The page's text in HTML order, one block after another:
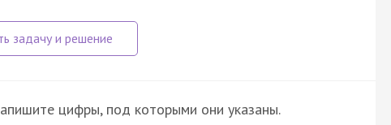
цифры, под которыми они указаны.